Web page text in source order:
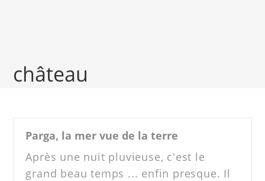
château
Parga, la mer vue de la terre
Après une nuit pluvieuse, c'est le
grand beau temps ... enfin presque. Il